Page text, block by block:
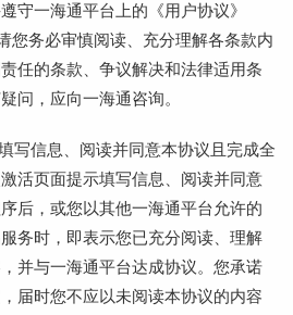
守一海通平台上的《用户协议》
您务必审慎阅读、充分理解各条款内
任的条款、争议解决和法律适用条
问，应向一海通咨询。
写信息、阅读并同意本协议且完成全
活页面提示填写信息、阅读并同意
后，或您以其他一海通平台允许的
务时，即表示您已充分阅读、理解
并与一海通平台达成协议。您承诺
届时您不应以未阅读本协议的内容